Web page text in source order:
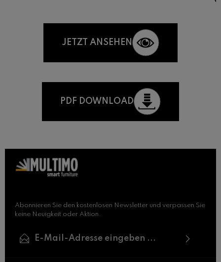
JETZT ANSEHEN
PDF DOWNLOAD
Abonnieren Sie den kostenlosen Newsletter und verpassen Sie
keine Neuigkeit oder Aktion.